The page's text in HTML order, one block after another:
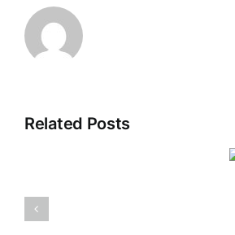
Related Posts